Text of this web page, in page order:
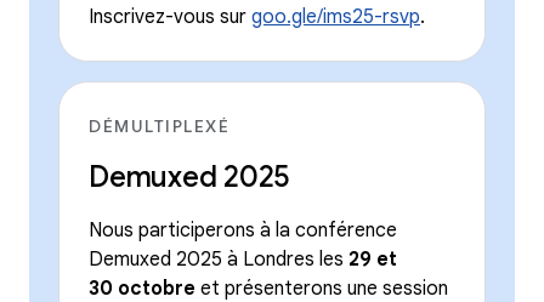
Inscrivez-vous sur goo.gle/ims25-rsvp.
DÉMULTIPLEXÉ
Demuxed 2025
Nous participerons à la conférence
Demuxed 2025 à Londres les 29 et
30 octobre et présenterons une session